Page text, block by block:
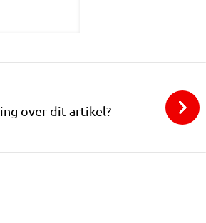
over dit artikel?